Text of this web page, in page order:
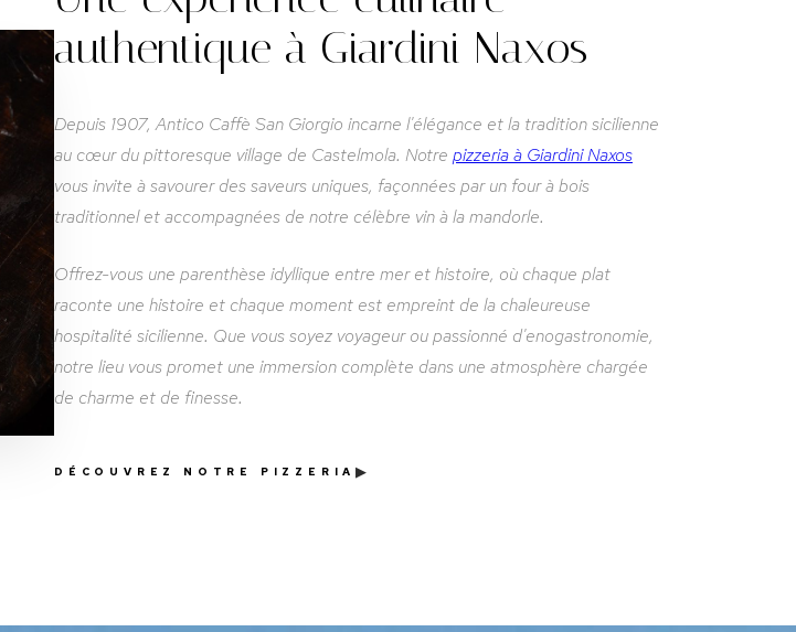
authentique à Giardini Naxos
Depuis 1907, Antico Caffè San Giorgio incarne l'élégance et la tradition sicilienne
au cœur du pittoresque village de Castelmola. Notre pizzeria à Giardini Naxos
vous invite à savourer des saveurs uniques, façonnées par un four à bois
traditionnel et accompagnées de notre célèbre vin à la mandorle.
Offrez-vous une parenthèse idyllique entre mer et histoire, où chaque plat
raconte une histoire et chaque moment est empreint de la chaleureuse
hospitalité sicilienne. Que vous soyez voyageur ou passionné d'enogastronomie,
notre lieu vous promet une immersion complète dans une atmosphère chargée
de charme et de finesse.
DÉCOUVREZ NOTRE PIZZERIA▶